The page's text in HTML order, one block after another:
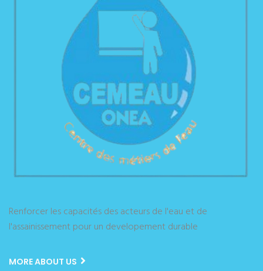
Renforcer les capacités des acteurs de l'eau et de
l'assainissement pour un developement durable
MORE ABOUT US